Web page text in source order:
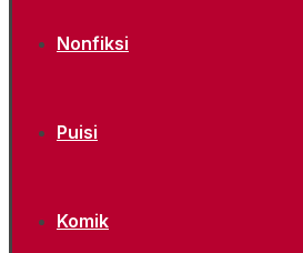
Nonfiksi
Puisi
Komik